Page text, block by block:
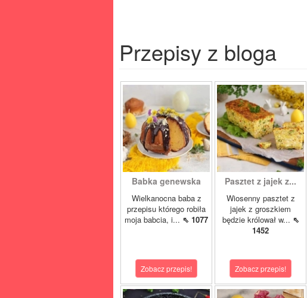
Przepisy z bloga
Babka genewska
Wielkanocna baba z
przepisu którego robiła
moja babcia, i... ⇖ 1077
Zobacz przepis!
Pasztet z jajek z...
Wiosenny pasztet z
jajek z groszkiem
będzie królował w... ⇖
1452
Zobacz przepis!